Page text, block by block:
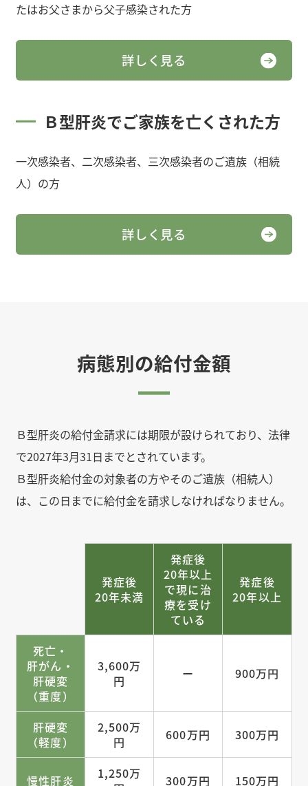
たはお父さまから父子感染された方
詳しく見る
Ｂ型肝炎でご家族を亡くされた方
一次感染者、二次感染者、三次感染者のご遺族（相続
人）の方
詳しく見る
病態別の給付金額
Ｂ型肝炎の給付金請求には期限が設けられており、法律
で2027年3月31日までとされています。
Ｂ型肝炎給付金の対象者の方やそのご遺族（相続人）
は、この日までに給付金を請求しなければなりません。
発症後
20年未満
発症後
20年以上
で現に治
療を受け
ている
発症後
20年以上
死亡・
肝がん・
肝硬変
（重度）
3,600万
円
ー 900万円
肝硬変
（軽度）
2,500万
円
600万円 300万円
慢性肝炎
1,250万
300万円 150万円